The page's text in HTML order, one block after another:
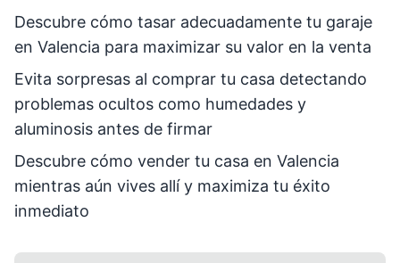
Descubre cómo tasar adecuadamente tu garaje
en Valencia para maximizar su valor en la venta
Evita sorpresas al comprar tu casa detectando
problemas ocultos como humedades y
aluminosis antes de firmar
Descubre cómo vender tu casa en Valencia
mientras aún vives allí y maximiza tu éxito
inmediato